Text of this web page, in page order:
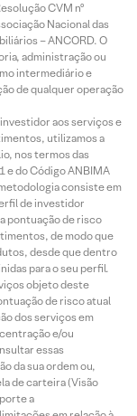
CVM nº
Nacional das
– ANCORD. O
administração ou
intermediário e
de qualquer operação
aos serviços e
utilizamos a
nos termos das
e do Código ANBIMA
consiste em
de investidor
pontuação de risco
de modo que
desde que dentro
para o seu perfil.
objeto deste
de risco atual
dos serviços em
e/ou
essas
da sua ordem ou,
de carteira (Visão
a